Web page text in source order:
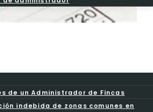
de un Administrador de Fincas
indebida de zonas comunes en
de administración